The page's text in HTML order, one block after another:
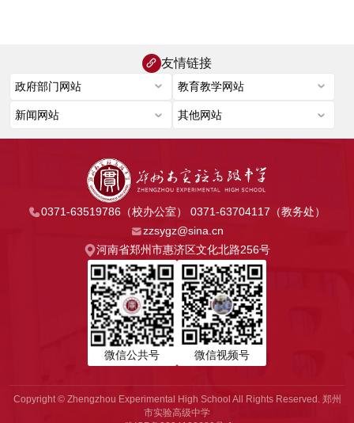
友情链接
0371-63519786（校办公室） 0371-63704117（教务处）
zzsygz@sina.cn
河南省郑州市惠济区文化北路256号
微信公共号 微信视频号
Copyright © Zhengzhou Experimental High School All Rights Reserved. 郑州
市实验高级中学